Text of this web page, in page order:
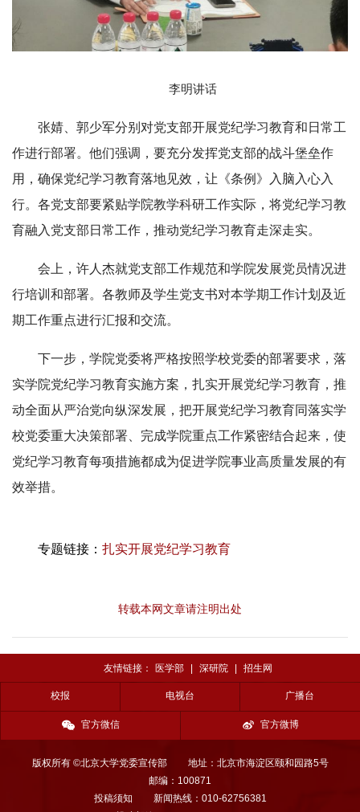
李明讲话
张婧、郭少军分别对党支部开展党纪学习教育和日常工
作进行部署。他们强调，要充分发挥党支部的战斗堡垒作
用，确保党纪学习教育落地见效，让《条例》入脑入心入
行。各党支部要紧贴学院教学科研工作实际，将党纪学习教
育融入党支部日常工作，推动党纪学习教育走深走实。
会上，许人杰就党支部工作规范和学院发展党员情况进
行培训和部署。各教师及学生党支书对本学期工作计划及近
期工作重点进行汇报和交流。
下一步，学院党委将严格按照学校党委的部署要求，落
实学院党纪学习教育实施方案，扎实开展党纪学习教育，推
动全面从严治党向纵深发展，把开展党纪学习教育同落实学
校党委重大决策部署、完成学院重点工作紧密结合起来，使
党纪学习教育每项措施都成为促进学院事业高质量发展的有
效举措。
专题链接： 扎实开展党纪学习教育
转载本网文章请注明出处
友情链接： 医学部 深研院 招生网
校报 电视台 广播台
官方微信 官方微博
版权所有 ©北京大学党委宣传部
地址：北京市海淀区颐和园路5号
邮编：100871
投稿须知
新闻热线：010-62756381